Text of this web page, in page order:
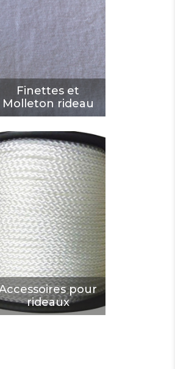
Finettes et
Molleton rideau
Finettes et
rideau
DÉCOUVRIR
pour
rideaux
Accessoires
pour rideaux
DÉCOUVRIR